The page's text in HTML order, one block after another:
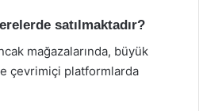
satılmaktadır?
mağazalarında, büyük
çevrimiçi platformlarda